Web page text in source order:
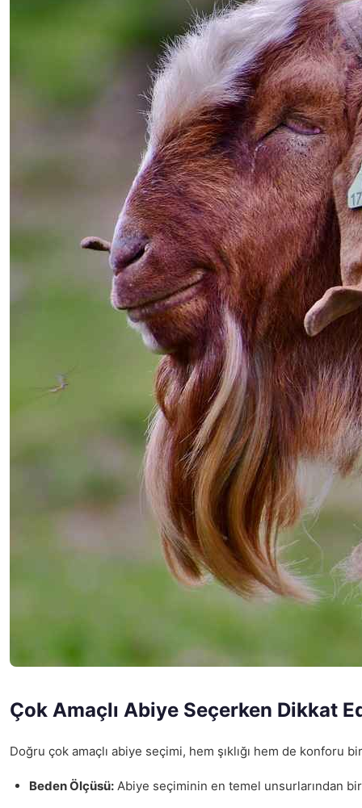
Çok Amaçlı Abiye Seçerken Dikkat
Doğru çok amaçlı abiye seçimi, hem şıklığı hem de
Beden Ölçüsü: Abiye seçiminin en temel unsurlarından